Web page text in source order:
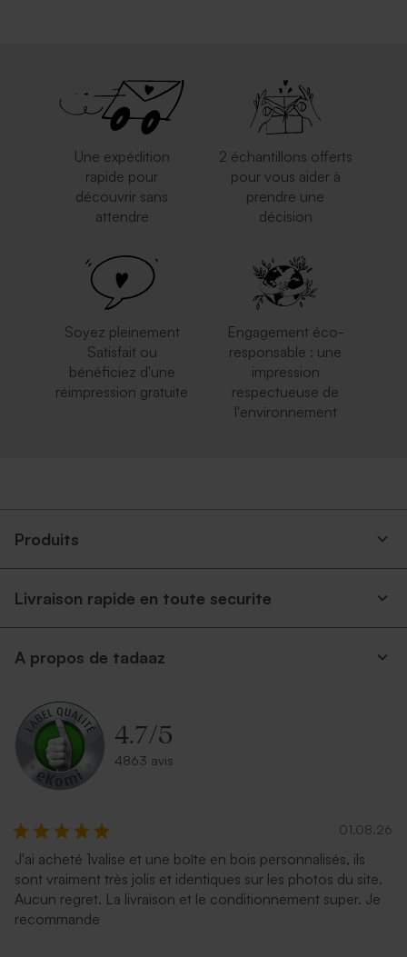
Enveloppe rouge
Enveloppe blanche
Enveloppe écologique papier
Enveloppe naissance crème
autocollante
Enveloppe naissance
terracotta
Une expédition
rapide pour
découvrir sans
attendre
2 échantillons offerts
pour vous aider à
prendre une
décision
Soyez pleinement
Satisfait ou
bénéficiez d'une
réimpression gratuite
Engagement éco-
responsable : une
impression
respectueuse de
l'environnement
Produits
Livraison rapide en toute securite
A propos de tadaaz
4.7/5
4863 avis
01.08.26
J'ai acheté 1valise et une boîte en bois personnalisés, ils
sont vraiment très jolis et identiques sur les photos du site.
Aucun regret. La livraison et le conditionnement super. Je
recommande